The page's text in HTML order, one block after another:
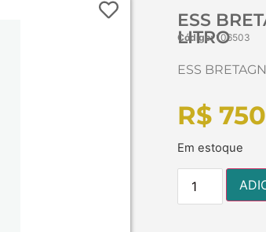
ESS
LITRO
Código:106503
ESS
R$
Em estoque